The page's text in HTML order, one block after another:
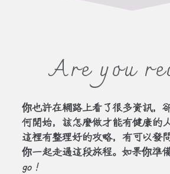
Are you
你也許在網路上看了很多資訊，
何開始，該怎麼做才能有健康的
這裡有整理好的攻略，有可以發
你一起走過這段旅程。如果你準備
go！